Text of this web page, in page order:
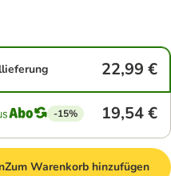
22,99 €
-15% 19,54 €
Zum Warenkorb hinzufügen